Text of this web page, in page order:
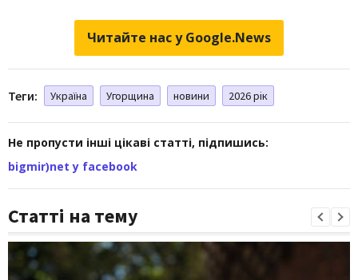
Читайте нас у Google.News
Теги: Україна Угорщина новини 2026 рік
Не пропусти інші цікаві статті, підпишись:
bigmir)net у facebook
Статті на тему